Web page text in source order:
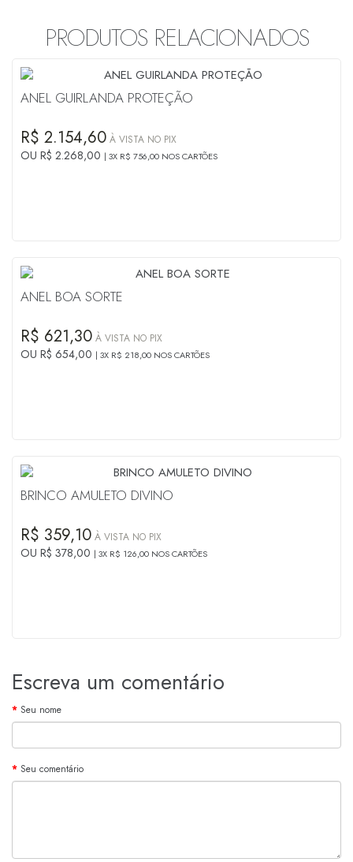
PRODUTOS RELACIONADOS
ANEL GUIRLANDA PROTEÇÃO
R$ 2.154,60 À VISTA NO PIX
OU R$ 2.268,00 3X R$ 756,00 NOS CARTÕES
ANEL BOA SORTE
R$ 621,30 À VISTA NO PIX
OU R$ 654,00 3X R$ 218,00 NOS CARTÕES
BRINCO AMULETO DIVINO
R$ 359,10 À VISTA NO PIX
OU R$ 378,00 3X R$ 126,00 NOS CARTÕES
Escreva um comentário
Seu nome
Seu comentário